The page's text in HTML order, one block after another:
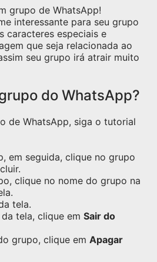
grupo de WhatsApp!
interessante para seu grupo
caracteres especiais e
que seja relacionada ao
seu grupo irá atrair muito
do WhatsApp?
de WhatsApp, siga o tutorial
em seguida, clique no grupo
clique no nome do grupo na
tela.
tela, clique em Sair do
grupo, clique em Apagar